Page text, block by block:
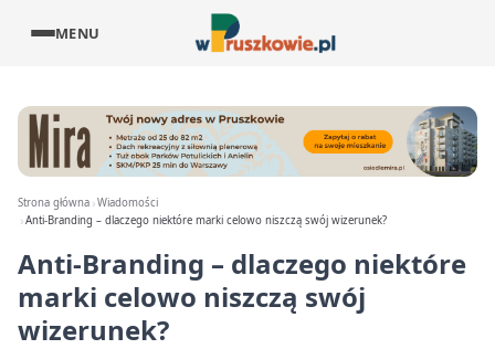
MENU
Strona główna Wiadomości
Anti-Branding – dlaczego niektóre marki celowo niszczą swój wizerunek?
Anti-Branding – dlaczego niektóre
marki celowo niszczą swój
wizerunek?